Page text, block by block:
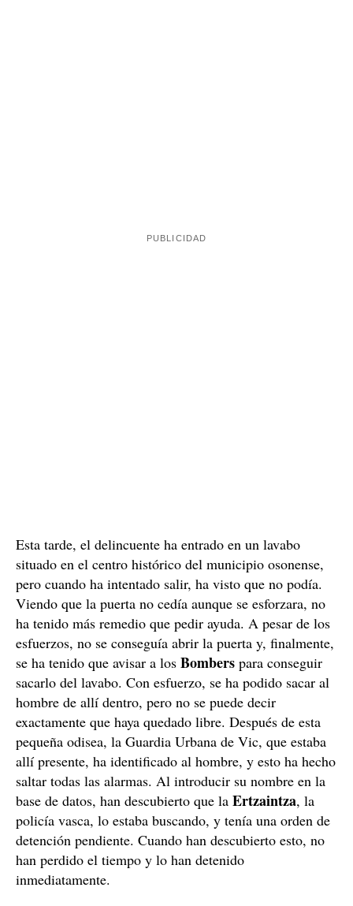
Esta tarde, el delincuente ha entrado en un lavabo
situado en el centro histórico del municipio osonense,
pero cuando ha intentado salir, ha visto que no podía.
Viendo que la puerta no cedía aunque se esforzara, no
ha tenido más remedio que pedir ayuda. A pesar de los
esfuerzos, no se conseguía abrir la puerta y, finalmente,
se ha tenido que avisar a los Bombers para conseguir
sacarlo del lavabo. Con esfuerzo, se ha podido sacar al
hombre de allí dentro, pero no se puede decir
exactamente que haya quedado libre. Después de esta
pequeña odisea, la Guardia Urbana de Vic, que estaba
allí presente, ha identificado al hombre, y esto ha hecho
saltar todas las alarmas. Al introducir su nombre en la
base de datos, han descubierto que la Ertzaintza, la
policía vasca, lo estaba buscando, y tenía una orden de
detención pendiente. Cuando han descubierto esto, no
han perdido el tiempo y lo han detenido
inmediatamente.